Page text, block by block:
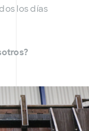
los días